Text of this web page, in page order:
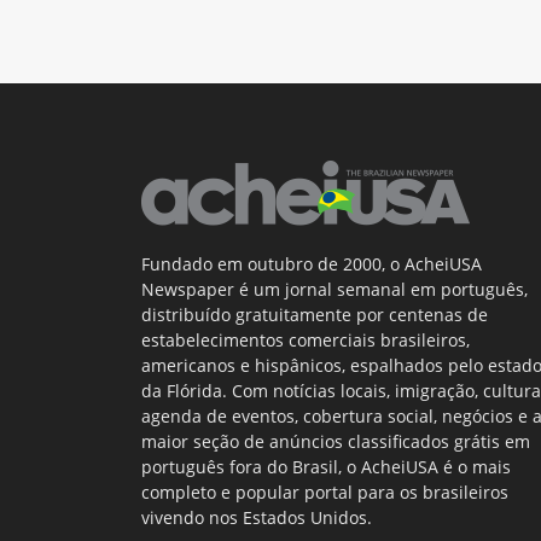
Fundado em outubro de 2000, o AcheiUSA
Newspaper é um jornal semanal em português,
distribuído gratuitamente por centenas de
estabelecimentos comerciais brasileiros,
americanos e hispânicos, espalhados pelo estado
da Flórida. Com notícias locais, imigração,
agenda de eventos, cobertura social, negócios e a
maior seção de anúncios classificados grátis em
português fora do Brasil, o AcheiUSA é o mais
completo e popular portal para os brasileiros
vivendo nos Estados Unidos.